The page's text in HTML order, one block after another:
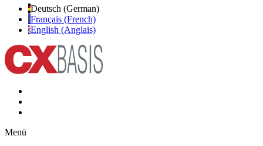
Deutsch (German)
Français (French)
English (Anglais)
Menü